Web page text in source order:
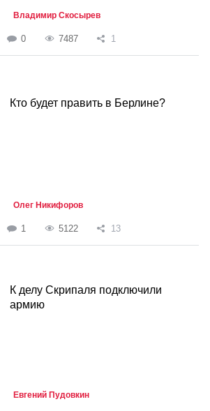
Владимир Скосырев
0 7487 1
Кто будет править в Берлине?
Олег Никифоров
1 5122 13
К делу Скрипаля подключили
армию
Евгений Пудовкин